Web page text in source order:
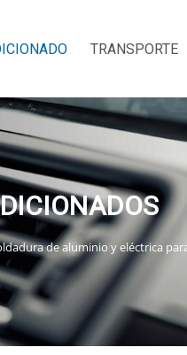
TRANSPORTE
de aluminio y eléctrica